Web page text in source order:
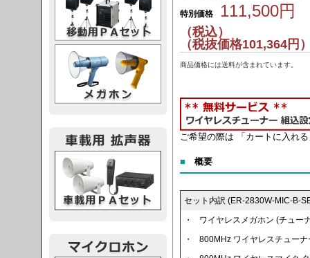
特別価格 111,500円
（税込）
（税抜価格101,364円
商品価格には送料が含まれています。
ご希望の際は 「カートに入れ
■ 概要
セット内訳 (ER-2830W-MIC-B-
・
ワイヤレスメガホン (チュ
・
800MHz ワイヤレスチュー